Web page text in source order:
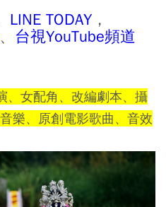
LINE TODAY ，
、 台視YouTube頻道
、女配角、改編劇本、攝
樂、原創電影歌曲、音效